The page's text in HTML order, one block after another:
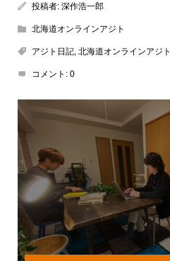
投稿者: 深作浩一郎
北海道オンラインアジト
アジト日記, 北海道オンラインアジト
コメント: 0